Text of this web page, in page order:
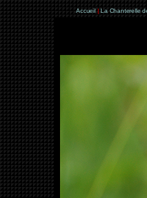
Accueil | La Chanterelle